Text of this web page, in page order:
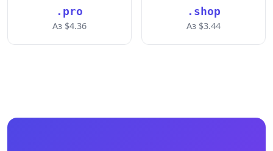
.pro
Аз $4.36
.shop
Аз $3.44